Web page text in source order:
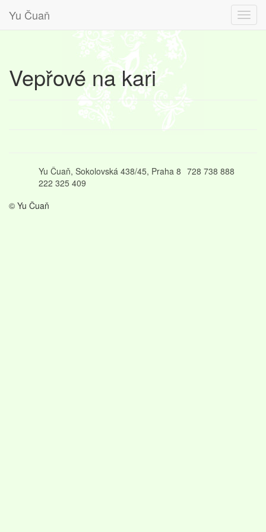
Yu Čuaň
Vepřové na kari
Yu Čuaň, Sokolovská 438/45, Praha 8 728 738 888
222 325 409
© Yu Čuaň